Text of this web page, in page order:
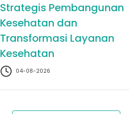
Strategis Pembangunan
Kesehatan dan
Transformasi Layanan
Kesehatan
04-08-2026